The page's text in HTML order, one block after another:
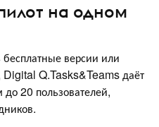
на одном
версии или
Q.Tasks&Teams даёт
20 пользователей,